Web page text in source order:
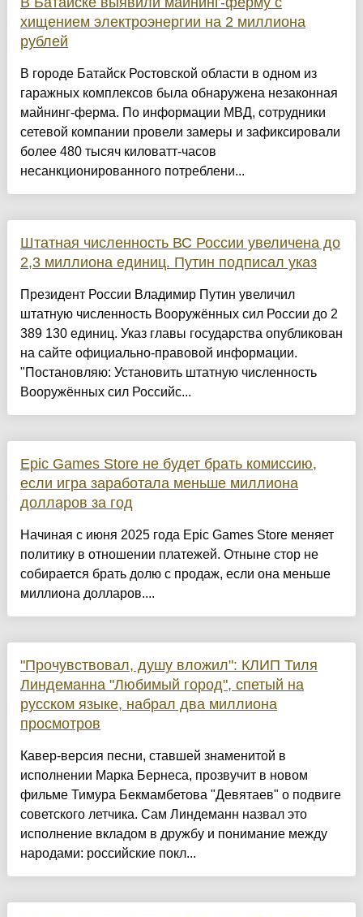
хищением электроэнергии на 2 миллиона
рублей
В городе Батайск Ростовской области в одном из
гаражных комплексов была обнаружена незаконная
майнинг-ферма. По информации МВД, сотрудники
сетевой компании провели замеры и зафиксировали
более 480 тысяч киловатт-часов
несанкционированного потреблени...
Штатная численность ВС России увеличена до
2,3 миллиона единиц. Путин подписал указ
Президент России Владимир Путин увеличил
штатную численность Вооружённых сил России до 2
389 130 единиц. Указ главы государства опубликован
на сайте официально-правовой информации.
"Постановляю: Установить штатную численность
Вооружённых cил Российс...
Epic Games Store не будет брать комиссию,
если игра заработала меньше миллиона
долларов за год
Начиная с июня 2025 года Epic Games Store меняет
политику в отношении платежей. Отныне стор не
собирается брать долю с продаж, если она меньше
миллиона долларов....
"Прочувствовал, душу вложил": КЛИП Тиля
Линдеманна "Любимый город", спетый на
русском языке, набрал два миллиона
просмотров
Кавер-версия песни, ставшей знаменитой в
исполнении Марка Бернеса, прозвучит в новом
фильме Тимура Бекмамбетова "Девятаев" о подвиге
советского летчика. Сам Линдеманн назвал это
исполнение вкладом в дружбу и понимание между
народами: российские покл...